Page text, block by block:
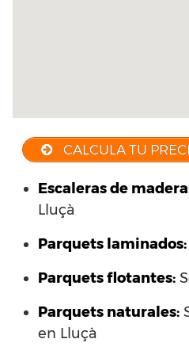
CALCULA TU
Escaleras de
Lluçà
Parquets laminados:
Parquets flotantes:
Parquets naturales:
en Lluçà